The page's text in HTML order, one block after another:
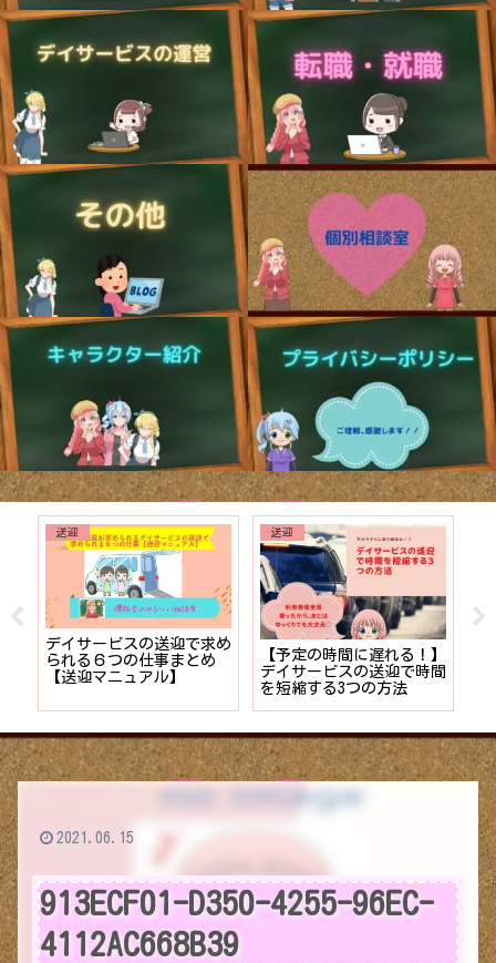
送迎
デイサービスの送迎で求め
られる６つの仕事まとめ
【送迎マニュアル】
送迎
【予定の時間に遅れる！】
デイサービスの送迎で時間
を短縮する3つの方法
913ECF01-D350-4255-96EC-
4112AC668B39
2021.06.15